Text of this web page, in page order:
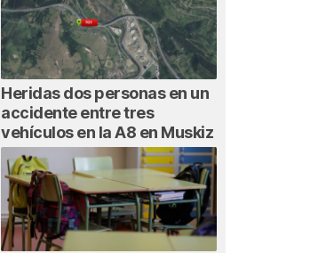
Heridas dos personas en un
accidente entre tres
vehículos en la A8 en Muskiz